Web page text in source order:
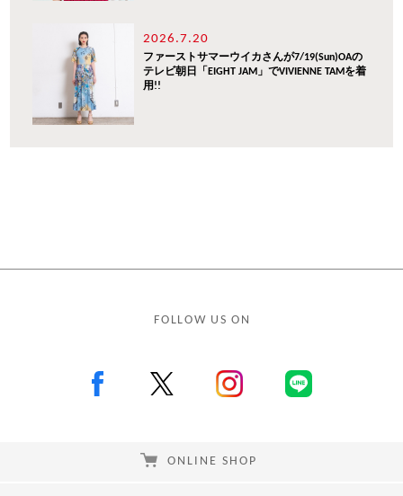
2026.7.20
ファーストサマーウイカさんが7/19(Sun)OAの
テレビ朝日「EIGHT JAM」でVIVIENNE TAMを着
用!!
FOLLOW US ON
ONLINE SHOP